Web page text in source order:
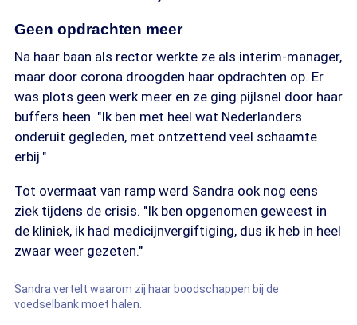
Geen opdrachten meer
Na haar baan als rector werkte ze als interim-manager,
maar door corona droogden haar opdrachten op. Er
was plots geen werk meer en ze ging pijlsnel door haar
buffers heen. "Ik ben met heel wat Nederlanders
onderuit gegleden, met ontzettend veel schaamte
erbij."
Tot overmaat van ramp werd Sandra ook nog eens
ziek tijdens de crisis. "Ik ben opgenomen geweest in
de kliniek, ik had medicijnvergiftiging, dus ik heb in heel
zwaar weer gezeten."
Sandra vertelt waarom zij haar boodschappen bij de
voedselbank moet halen.